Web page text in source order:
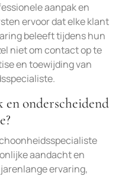
aanpak en
ervoor dat elke klant
beleeft tijdens hun
niet om contact op te
en toewijding van
onderscheidend
aandacht en
ervaring,